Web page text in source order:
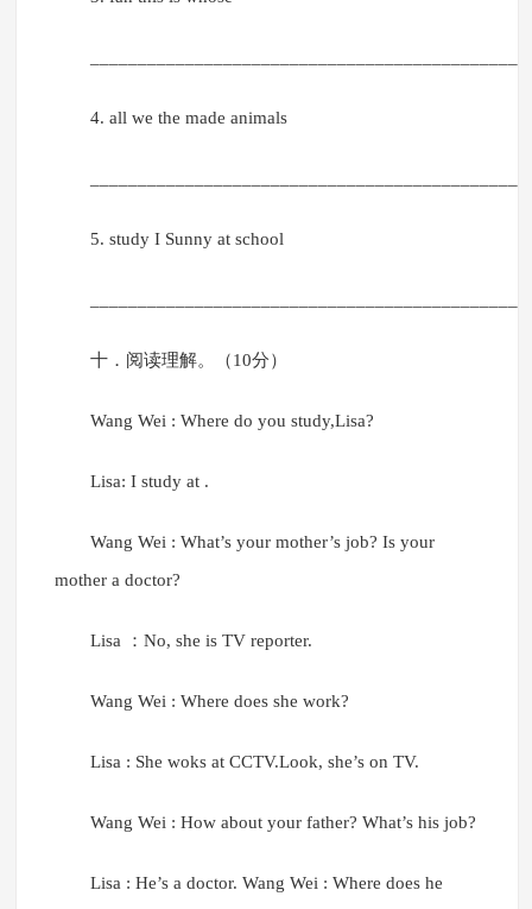
4. all we the made animals
5. study I Sunny at school
十．阅读理解。（10分）
Wang Wei : Where do you study,Lisa?
Lisa: I study at .
Wang Wei : What’s your mother’s job? Is your
mother a doctor?
Lisa ：No, she is TV reporter.
Wang Wei : Where does she work?
Lisa : She woks at CCTV.Look, she’s on TV.
Wang Wei : How about your father? What’s his job?
Lisa : He’s a doctor. Wang Wei : Where does he